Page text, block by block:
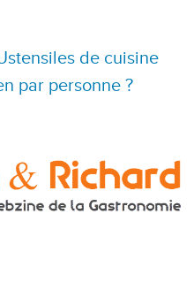
de cuisine
par personne ?